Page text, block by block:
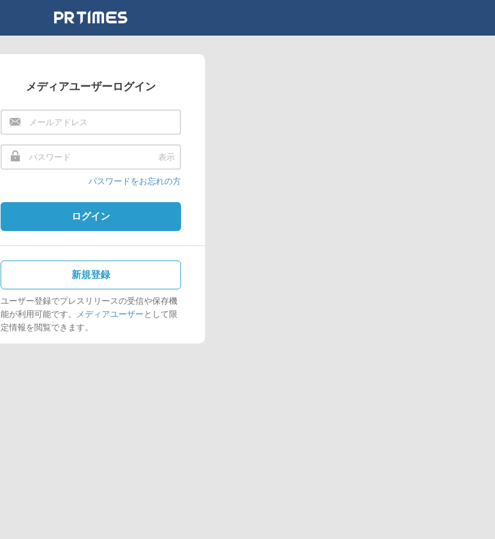
メディアユーザーログイン
表示
パスワードをお忘れの方
ログイン
新規登録
ユーザー登録でプレスリリースの受信や保存機
能が利用可能です。
メディアユーザーとして限
定情報を閲覧できます。